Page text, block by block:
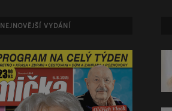
NEJNOVĚJŠÍ VYDÁNÍ